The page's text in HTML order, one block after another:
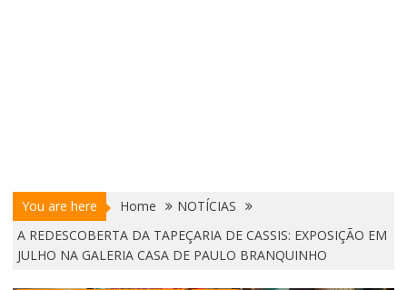
You are here Home
NOTÍCIAS
A REDESCOBERTA DA TAPEÇARIA DE CASSIS: EXPOSIÇÃO EM
JULHO NA GALERIA CASA DE PAULO BRANQUINHO